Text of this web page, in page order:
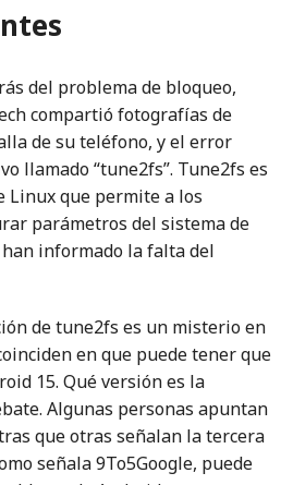
del problema de bloqueo,
compartió fotografías de
de su teléfono, y el error
llamado “tune2fs”. Tune2fs es
Linux que permite a los
parámetros del sistema de
informado la falta del
de tune2fs es un misterio en
en que puede tener que
15. Qué versión es la
Algunas personas apuntan
que otras señalan la tercera
señala 9To5Google, puede